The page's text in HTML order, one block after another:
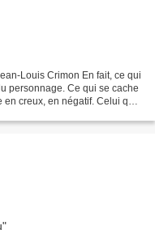
Louis Crimon En fait, ce qui
personnage. Ce qui se cache
en creux, en négatif. Celui qui